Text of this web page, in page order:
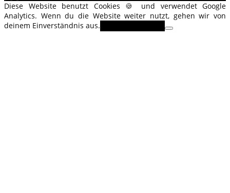
Diese Website benutzt Cookies 🍪 und verwendet Google
Analytics. Wenn du die Website weiter nutzt, gehen wir von
deinem Einverständnis aus.